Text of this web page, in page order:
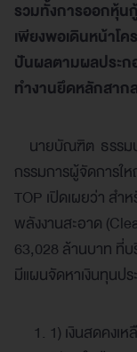
รวมทั้งการออกหุ้น
เพียงพอเดินหน้าโ
ปันผลตามผลประ
ทำงานยึดหลักสากล
นายบัณฑิต ธรรมป
กรรมการผู้จัดการใ
TOP เปิดเผยว่า สำ
พลังงานสะอาด
63,028 ล้านบาท ที่บ
มีแผนจัดหาเงินทุนป
1) เงินสดคงเ